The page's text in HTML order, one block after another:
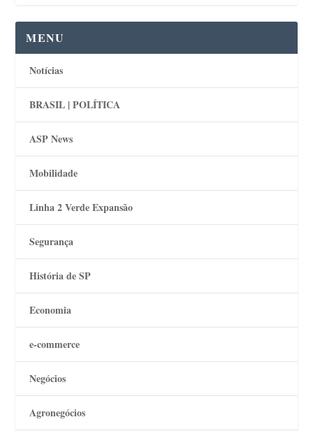
MENU
Notícias
BRASIL | POLÍTICA
ASP News
Mobilidade
Linha 2 Verde Expansão
Segurança
História de SP
Economia
e-commerce
Negócios
Agronegócios